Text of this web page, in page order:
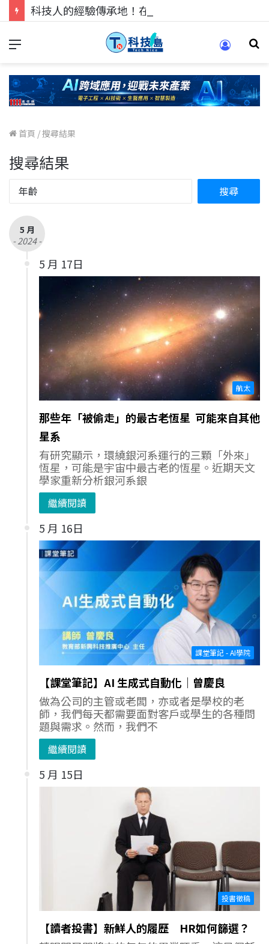
首頁 /搜尋結果
搜尋結果
5 月
- 2024 -
5 月 17日
航太
那些年「被偷走」的最古老恆星 可能來自其他
星系
有研究顯示，環繞銀河系運行的三顆「外來」
恆星，可能是宇宙中最古老的恆星。近期天文
學家重新分析銀河系銀
繼續閱讀
5 月 16日
課堂筆記 - AI學院
【課堂筆記】AI 生成式自動化｜曾慶良
做為公司的主管或老闆，亦或者是學校的老
師，我們每天都需要面對客戶或學生的各種問
題與需求。然而，我們不
繼續閱讀
5 月 15日
投書徵稿
【讀者投書】新鮮人的履歷 HR如何篩選？